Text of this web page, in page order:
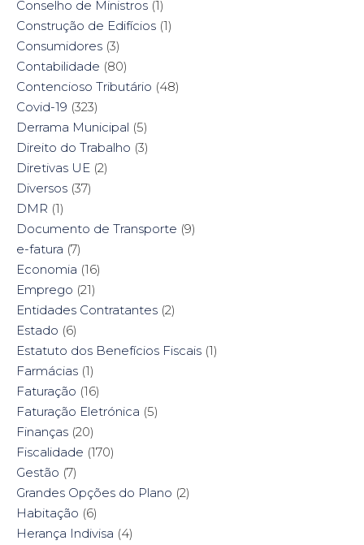
Conselho de Ministros (1)
Construção de Edifícios (1)
Consumidores (3)
Contabilidade (80)
Contencioso Tributário (48)
Covid-19 (323)
Derrama Municipal (5)
Direito do Trabalho (3)
Diretivas UE (2)
Diversos (37)
DMR (1)
Documento de Transporte (9)
e-fatura (7)
Economia (16)
Emprego (21)
Entidades Contratantes (2)
Estado (6)
Estatuto dos Benefícios Fiscais (1)
Farmácias (1)
Faturação (16)
Faturação Eletrónica (5)
Finanças (20)
Fiscalidade (170)
Gestão (7)
Grandes Opções do Plano (2)
Habitação (6)
Herança Indivisa (4)